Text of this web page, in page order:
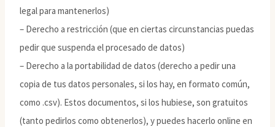
legal para mantenerlos)
– Derecho a restricción (que en ciertas circunstancias puedas
pedir que suspenda el procesado de datos)
– Derecho a la portabilidad de datos (derecho a pedir una
copia de tus datos personales, si los hay, en formato común,
como .csv). Estos documentos, si los hubiese, son gratuitos
(tanto pedirlos como obtenerlos), y puedes hacerlo online en